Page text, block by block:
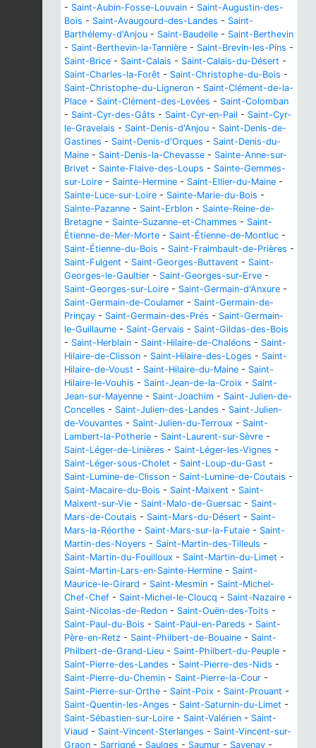
- Saint-Aubin-Fosse-Louvain - Saint-Augustin-des-
Bois - Saint-Avaugourd-des-Landes - Saint-
Barthélemy-d'Anjou - Saint-Baudelle - Saint-Berthevin
- Saint-Berthevin-la-Tannière - Saint-Brevin-les-Pins -
Saint-Brice - Saint-Calais - Saint-Calais-du-Désert -
Saint-Charles-la-Forêt - Saint-Christophe-du-Bois -
Saint-Christophe-du-Ligneron - Saint-Clément-de-la-
Place - Saint-Clément-des-Levées - Saint-Colomban
- Saint-Cyr-des-Gâts - Saint-Cyr-en-Pail - Saint-Cyr-
le-Gravelais - Saint-Denis-d'Anjou - Saint-Denis-de-
Gastines - Saint-Denis-d'Orques - Saint-Denis-du-
Maine - Saint-Denis-la-Chevasse - Sainte-Anne-sur-
Brivet - Sainte-Flaive-des-Loups - Sainte-Gemmes-
sur-Loire - Sainte-Hermine - Saint-Ellier-du-Maine -
Sainte-Luce-sur-Loire - Sainte-Marie-du-Bois -
Sainte-Pazanne - Saint-Erblon - Sainte-Reine-de-
Bretagne - Sainte-Suzanne-et-Chammes - Saint-
Étienne-de-Mer-Morte - Saint-Étienne-de-Montluc -
Saint-Étienne-du-Bois - Saint-Fraimbault-de-Prières -
Saint-Fulgent - Saint-Georges-Buttavent - Saint-
Georges-le-Gaultier - Saint-Georges-sur-Erve -
Saint-Georges-sur-Loire - Saint-Germain-d'Anxure -
Saint-Germain-de-Coulamer - Saint-Germain-de-
Prinçay - Saint-Germain-des-Prés - Saint-Germain-
le-Guillaume - Saint-Gervais - Saint-Gildas-des-Bois
- Saint-Herblain - Saint-Hilaire-de-Chaléons - Saint-
Hilaire-de-Clisson - Saint-Hilaire-des-Loges - Saint-
Hilaire-de-Voust - Saint-Hilaire-du-Maine - Saint-
Hilaire-le-Vouhis - Saint-Jean-de-la-Croix - Saint-
Jean-sur-Mayenne - Saint-Joachim - Saint-Julien-de-
Concelles - Saint-Julien-des-Landes - Saint-Julien-
de-Vouvantes - Saint-Julien-du-Terroux - Saint-
Lambert-la-Potherie - Saint-Laurent-sur-Sèvre -
Saint-Léger-de-Linières - Saint-Léger-les-Vignes -
Saint-Léger-sous-Cholet - Saint-Loup-du-Gast -
Saint-Lumine-de-Clisson - Saint-Lumine-de-Coutais -
Saint-Macaire-du-Bois - Saint-Maixent - Saint-
Maixent-sur-Vie - Saint-Malo-de-Guersac - Saint-
Mars-de-Coutais - Saint-Mars-du-Désert - Saint-
Mars-la-Réorthe - Saint-Mars-sur-la-Futaie - Saint-
Martin-des-Noyers - Saint-Martin-des-Tilleuls -
Saint-Martin-du-Fouilloux - Saint-Martin-du-Limet -
Saint-Martin-Lars-en-Sainte-Hermine - Saint-
Maurice-le-Girard - Saint-Mesmin - Saint-Michel-
Chef-Chef - Saint-Michel-le-Cloucq - Saint-Nazaire -
Saint-Nicolas-de-Redon - Saint-Ouën-des-Toits -
Saint-Paul-du-Bois - Saint-Paul-en-Pareds - Saint-
Père-en-Retz - Saint-Philbert-de-Bouaine - Saint-
Philbert-de-Grand-Lieu - Saint-Philbert-du-Peuple -
Saint-Pierre-des-Landes - Saint-Pierre-des-Nids -
Saint-Pierre-du-Chemin - Saint-Pierre-la-Cour -
Saint-Pierre-sur-Orthe - Saint-Poix - Saint-Prouant -
Saint-Quentin-les-Anges - Saint-Saturnin-du-Limet -
Saint-Sébastien-sur-Loire - Saint-Valérien - Saint-
Viaud - Saint-Vincent-Sterlanges - Saint-Vincent-sur-
Graon - Sarrigné - Saulges - Saumur - Savenay -